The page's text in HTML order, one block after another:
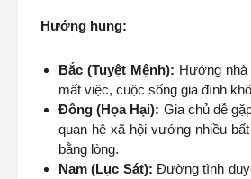
Hướng hung:
Bắc (Tuyệt Mệnh): Hướng nhà
mất việc, cuộc sống gia đình
Đông (Họa Hại): Gia chủ dễ
quan hệ xã hội vướng nhiều
bằng lòng.
Nam (Lục Sát): Đường tình